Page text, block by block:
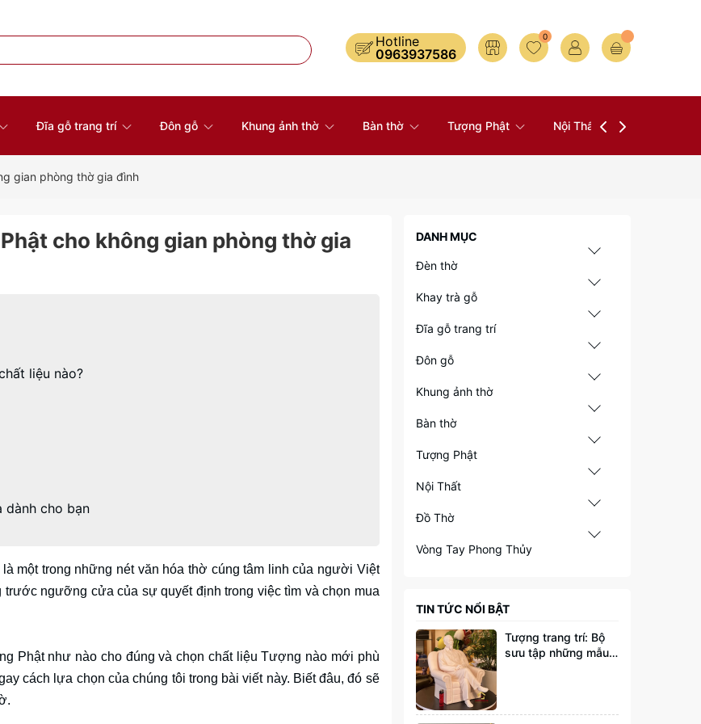
Hotline
0963937586
0
Đĩa gỗ trang trí Đôn gỗ Khung ảnh thờ Bàn thờ Tượng Phật Nội Thất
gian phòng thờ gia đình
cho không gian phòng thờ gia
liệu nào?
dành cho bạn
một trong những nét văn hóa thờ cúng tâm linh của người Việt
ngưỡng cửa của sự quyết định trong việc tìm và chọn mua
Phật như nào cho đúng và chọn chất liệu Tượng nào mới phù
cách lựa chọn của chúng tôi trong bài viết này. Biết đâu, đó sẽ
DANH MỤC
Đèn thờ
Khay trà gỗ
Đĩa gỗ trang trí
Đôn gỗ
Khung ảnh thờ
Bàn thờ
Tượng Phật
Nội Thất
Đồ Thờ
Vòng Tay Phong Thủy
TIN TỨC NỔI BẬT
Tượng trang trí: Bộ
sưu tập những mẫu